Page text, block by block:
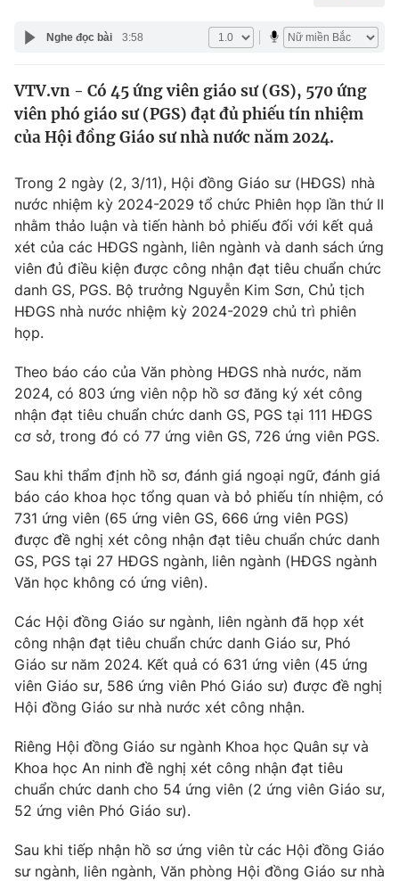
Pháp luật
Thế giới
Thế giới đó đây
Câu chuyện quốc tế
Kinh tế
Tài chính
Thị trường
Góc doanh nghiệp
Dữ liệu và đời sống
Truyền hình
Phim VTV
Nhân vật
Khán giả
Giải sao mai
Giải trí
Điện ảnh
Âm nhạc
Sao
Đời sống
Du lịch
Chất lượng cuộc sống
Giáo dục
Tuyển sinh
Học trực tuyến
Công nghệ
Hitech Công nghệ tương lai
Sản phẩm
Tư vấn
Giao lưu trực tuyến
Lịch phát sóng
Chuyên mục khác
Emagazine Podcast
Photo Infographic
Video Shorts video
VTV Money VTV Thể thao
Công nghệ
Nghe đọc bài 3:58
VTV.vn - Có 45 ứng viên giáo sư (GS), 570 ứng
viên phó giáo sư (PGS) đạt đủ phiếu tín nhiệm
của Hội đồng Giáo sư nhà nước năm 2024.
Trong 2 ngày (2, 3/11), Hội đồng Giáo sư (HĐGS) nhà
nước nhiệm kỳ 2024-2029 tổ chức Phiên họp lần thứ II
nhằm thảo luận và tiến hành bỏ phiếu đối với kết quả
xét của các HĐGS ngành, liên ngành và danh sách ứng
viên đủ điều kiện được công nhận đạt tiêu chuẩn chức
danh GS, PGS. Bộ trưởng Nguyễn Kim Sơn, Chủ tịch
HĐGS nhà nước nhiệm kỳ 2024-2029 chủ trì phiên
họp.
Theo báo cáo của Văn phòng HĐGS nhà nước, năm
2024, có 803 ứng viên nộp hồ sơ đăng ký xét công
nhận đạt tiêu chuẩn chức danh GS, PGS tại 111 HĐGS
cơ sở, trong đó có 77 ứng viên GS, 726 ứng viên PGS.
Sau khi thẩm định hồ sơ, đánh giá ngoại ngữ, đánh giá
báo cáo khoa học tổng quan và bỏ phiếu tín nhiệm, có
731 ứng viên (65 ứng viên GS, 666 ứng viên PGS)
được đề nghị xét công nhận đạt tiêu chuẩn chức danh
GS, PGS tại 27 HĐGS ngành, liên ngành (HĐGS ngành
Văn học không có ứng viên).
Các Hội đồng Giáo sư ngành, liên ngành đã họp xét
công nhận đạt tiêu chuẩn chức danh Giáo sư, Phó
Giáo sư năm 2024. Kết quả có 631 ứng viên (45 ứng
viên Giáo sư, 586 ứng viên Phó Giáo sư) được đề nghị
Hội đồng Giáo sư nhà nước xét công nhận.
Riêng Hội đồng Giáo sư ngành Khoa học Quân sự và
Khoa học An ninh đề nghị xét công nhận đạt tiêu
chuẩn chức danh cho 54 ứng viên (2 ứng viên Giáo sư,
52 ứng viên Phó Giáo sư).
Sau khi tiếp nhận hồ sơ ứng viên từ các Hội đồng Giáo
sư ngành, liên ngành, Văn phòng Hội đồng Giáo sư nhà